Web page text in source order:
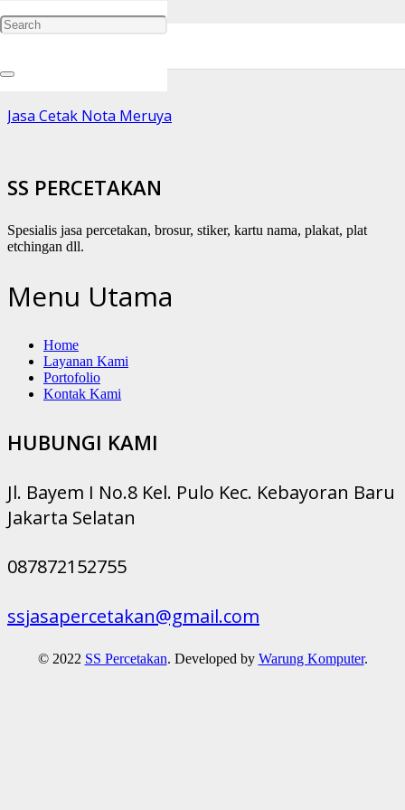
Jasa Cetak Nota Meruya
SS PERCETAKAN
Spesialis jasa percetakan, brosur, stiker, kartu nama, plakat, plat
etchingan dll.
Menu Utama
Home
Layanan Kami
Portofolio
Kontak Kami
HUBUNGI KAMI
Jl. Bayem I No.8 Kel. Pulo Kec. Kebayoran Baru
Jakarta Selatan
087872152755
ssjasapercetakan@gmail.com
© 2022 SS Percetakan. Developed by Warung Komputer.